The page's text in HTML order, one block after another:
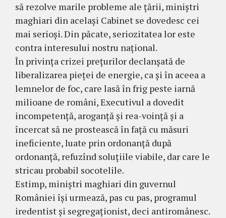
să rezolve marile probleme ale țării, miniștri
maghiari din același Cabinet se dovedesc cei
mai serioși. Din păcate, seriozitatea lor este
contra interesului nostru național.
În privința crizei prețurilor declanșată de
liberalizarea pieței de energie, ca și în aceea a
lemnelor de foc, care lasă în frig peste iarnă
milioane de români, Executivul a dovedit
incompetență, aroganță și rea-voință și a
încercat să ne prostească în față cu măsuri
ineficiente, luate prin ordonanță după
ordonanță, refuzînd soluțiile viabile, dar care le
stricau probabil socotelile.
Estimp, miniștri maghiari din guvernul
României își urmează, pas cu pas, programul
iredentist și segregaționist, deci antiromânesc.